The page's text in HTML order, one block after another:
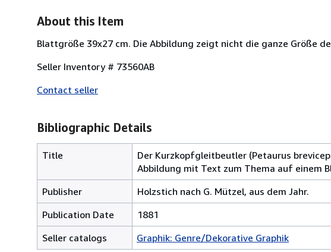
About this Item
Blattgröße 39x27 cm. Die Abbildung zeigt nicht die ganze Größe
Seller Inventory # 73560AB
Contact seller
Bibliographic Details
Title
Der Kurzkopfgleitbeutler (Petaurus
Abbildung mit Text zum Thema auf einem
Publisher
Holzstich nach G. Mützel, aus dem Jahr.
Publication Date
1881
Seller catalogs
Graphik: Genre/Dekorative Graphik